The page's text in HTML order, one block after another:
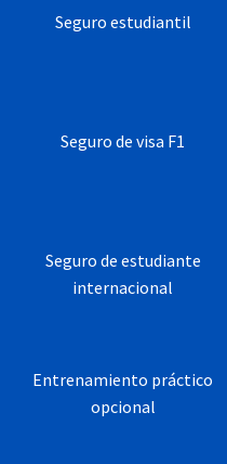
Seguro estudiantil
Seguro de visa F1
Seguro de estudiante
internacional
Entrenamiento práctico
opcional